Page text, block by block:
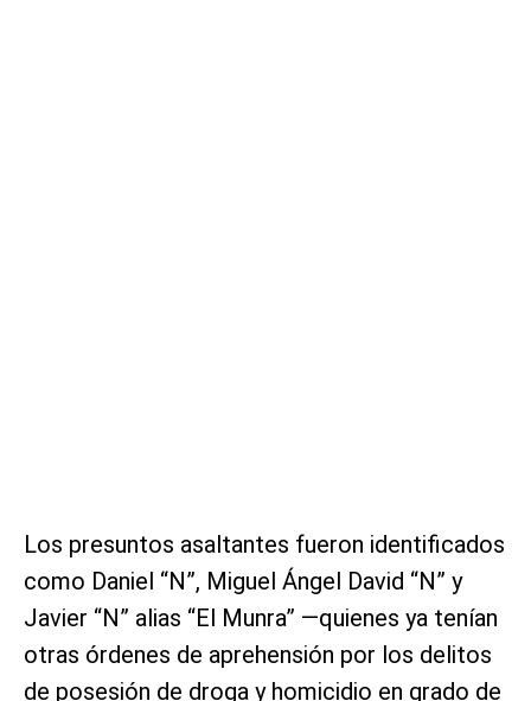
Los presuntos asaltantes fueron identificados
como Daniel “N”, Miguel Ángel David “N” y
Javier “N” alias “El Munra” —quienes ya tenían
otras órdenes de aprehensión por los delitos
de posesión de droga y homicidio en grado de